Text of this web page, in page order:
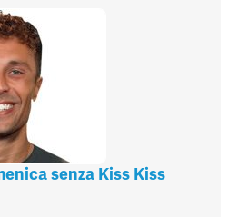
senza Kiss Kiss